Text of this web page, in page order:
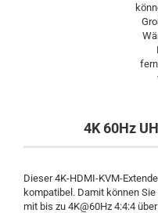
4K 60Hz
Dieser 4K-HDMI-KVM-
kompatibel. Damit können
mit bis zu 4K@60Hz 4:4:4